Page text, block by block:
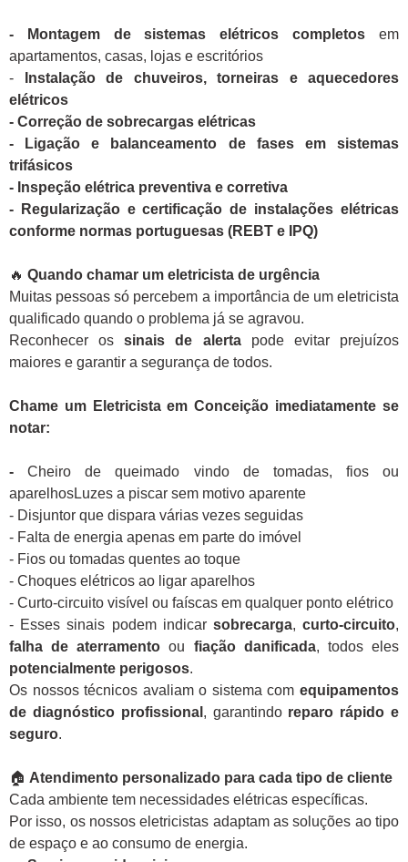
- Montagem de sistemas elétricos completos em
apartamentos, casas, lojas e escritórios
-
Instalação de chuveiros, torneiras e aquecedores
elétricos
- Correção de sobrecargas elétricas
- Ligação e balanceamento de fases em sistemas
trifásicos
- Inspeção elétrica preventiva e corretiva
- Regularização e certificação de instalações elétricas
conforme normas portuguesas (REBT e IPQ)
🔥 Quando chamar um eletricista de urgência
Muitas pessoas só percebem a importância de um eletricista
qualificado quando o problema já se agravou.
Reconhecer ossinais de alertapode evitar prejuízos
maiores e garantir a segurança de todos.
Chame um Eletricista em Conceição imediatamente se
notar:
-Cheiro de queimado vindo de tomadas, fios ou
aparelhosLuzes a piscar sem motivo aparente
- Disjuntor que dispara várias vezes seguidas
- Falta de energia apenas em parte do imóvel
- Fios ou tomadas quentes ao toque
- Choques elétricos ao ligar aparelhos
- Curto-circuito visível ou faíscas em qualquer ponto elétrico
- Esses sinais podem indicar sobrecarga,curto-circuito,
falha de aterramento ou fiação danificada, todos eles
potencialmente perigosos.
Os nossos técnicos avaliam o sistema com equipamentos
de diagnóstico profissional , garantindo reparo rápido e
seguro.
🏠 Atendimento personalizado para cada tipo de cliente
Cada ambiente tem necessidades elétricas específicas.
Por isso, os nossos eletricistas adaptam as soluções ao tipo
de espaço e ao consumo de energia.